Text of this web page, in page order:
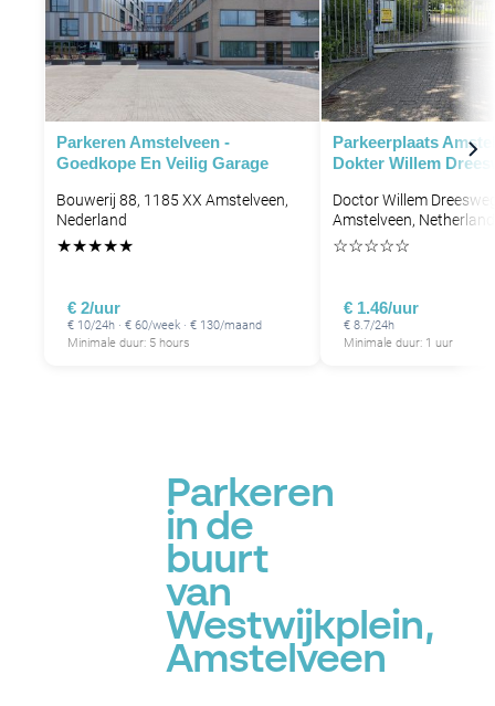
Parkeren Amstelveen -
Goedkope En Veilig Garage
Bouwerij 88, 1185 XX Amstelveen,
Nederland
★★★★★
€ 2/uur
€ 10/24h · € 60/week · € 130/maand
Minimale duur: 5 hours
Parkeerplaats
Dokter Willem
Doctor Willem
Amstelveen,
☆☆☆☆☆
€ 1.46/uur
€ 8.7/24h
Minimale duur: 1 uur
Parkeren
in de
buurt
van
Westwijkplein,
Amstelveen